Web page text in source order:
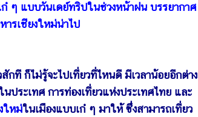
ก๋ ๆ แบบวันเดย์ทริปในช่วงหน้าฝน บรรยากาศ
ารเชียงใหม่น่าไป
กที ก็ไม่รู้จะไปเที่ยวที่ไหนดี มีเวลาน้อยอีกต่าง
ระเทศ การท่องเที่ยวแห่งประเทศไทย และ
ใหม่ในเมืองแบบเก๋ ๆ มาให้ ซึ่งสามารถเที่ยว